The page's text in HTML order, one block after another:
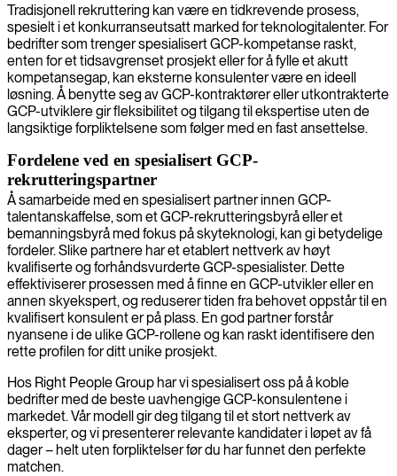
Tradisjonell rekruttering kan være en tidkrevende prosess,
spesielt i et konkurranseutsatt marked for teknologitalenter. For
bedrifter som trenger spesialisert GCP-kompetanse raskt,
enten for et tidsavgrenset prosjekt eller for å fylle et akutt
kompetansegap, kan eksterne konsulenter være en ideell
løsning. Å benytte seg av GCP-kontraktører eller utkontrakterte
GCP-utviklere gir fleksibilitet og tilgang til ekspertise uten de
langsiktige forpliktelsene som følger med en fast ansettelse.
Fordelene ved en spesialisert GCP-
rekrutteringspartner
Å samarbeide med en spesialisert partner innen GCP-
talentanskaffelse, som et GCP-rekrutteringsbyrå eller et
bemanningsbyrå med fokus på skyteknologi, kan gi betydelige
fordeler. Slike partnere har et etablert nettverk av høyt
kvalifiserte og forhåndsvurderte GCP-spesialister. Dette
effektiviserer prosessen med å finne en GCP-utvikler eller en
annen skyekspert, og reduserer tiden fra behovet oppstår til en
kvalifisert konsulent er på plass. En god partner forstår
nyansene i de ulike GCP-rollene og kan raskt identifisere den
rette profilen for ditt unike prosjekt.
Hos Right People Group har vi spesialisert oss på å koble
bedrifter med de beste uavhengige GCP-konsulentene i
markedet. Vår modell gir deg tilgang til et stort nettverk av
eksperter, og vi presenterer relevante kandidater i løpet av få
dager – helt uten forpliktelser før du har funnet den perfekte
matchen.